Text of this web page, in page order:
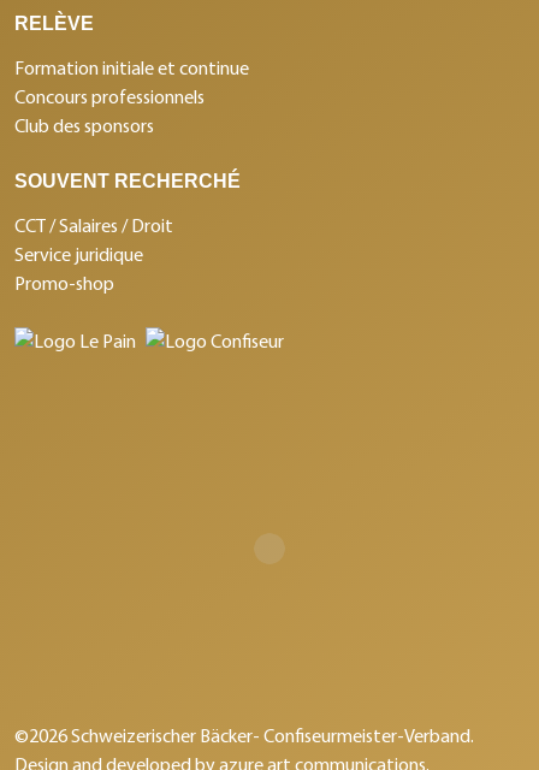
RELÈVE
Formation initiale et continue
Concours professionnels
Club des sponsors
SOUVENT RECHERCHÉ
CCT / Salaires / Droit
Service juridique
Promo-shop
©2026 Schweizerischer Bäcker- Confiseurmeister-Verband.
Design and developed byazure art communications.